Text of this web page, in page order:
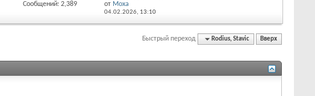
Сообщений: 2,389
от Moxa
04.02.2026, 13:10
Быстрый переход Rodius, Stavic Вверх